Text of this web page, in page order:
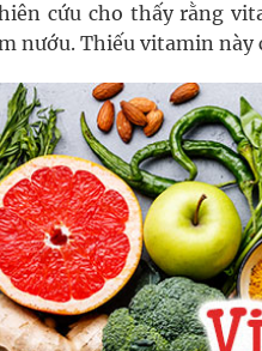
cứu cho thấy rằng
nướu. Thiếu vitamin này